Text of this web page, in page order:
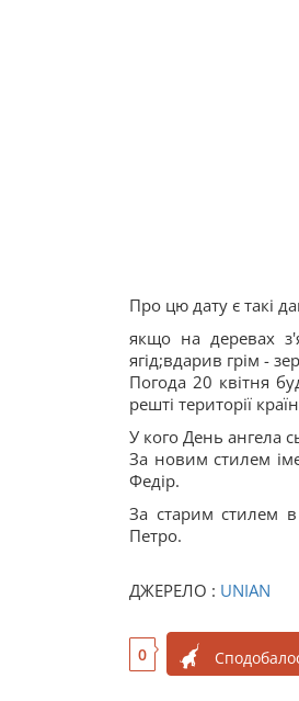
Про цю дату є такі
якщо на деревах
ягід;вдарив грім -
Погода 20 квітня
решті території
У кого День ангела
За новим стилем
Федір.
За старим стилем в
Петро.
ДЖЕРЕЛО : UNIAN
0